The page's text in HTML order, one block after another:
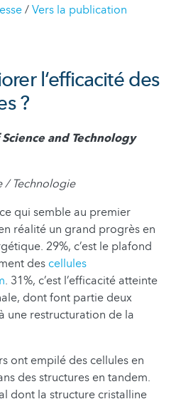
/Vers la publication
l‘efficacité des
?
and Technology
/ Technologie
qui semble au premier
réalité un grand progrès en
29%, c’est le plafond
des cellules
. 31%, c’est l’efficacité atteinte
dont font partie deux
une restructuration de la
ont empilé des cellules en
des structures en tandem.
dont la structure cristalline